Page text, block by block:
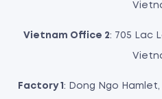
Vietnam Office 2: 705 Lac
Factory 1 : Dong Ngo Hamlet,